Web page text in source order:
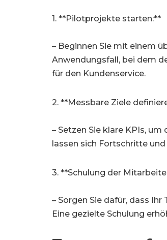
1. **Pilotprojekte starten:**
– Beginnen Sie mit einem
Anwendungsfall, bei dem
für den Kundenservice.
2. **Messbare Ziele
– Setzen Sie klare KPIs,
lassen sich Fortschritte
3. **Schulung der
– Sorgen Sie dafür, dass
Eine gezielte Schulung